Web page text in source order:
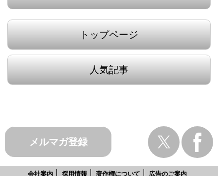
トップページ
人気記事
メルマガ登録
会社案内 採用情報 著作権について 広告のご案内